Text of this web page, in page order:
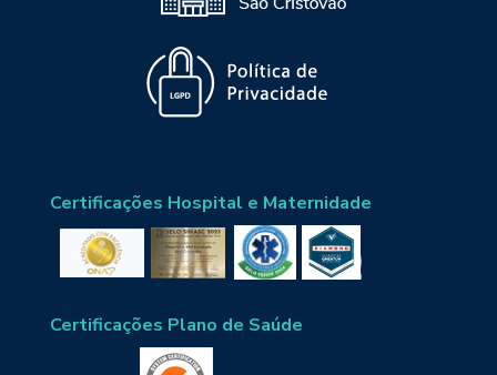
Certificações Hospital e Maternidade
Certificações Plano de Saúde